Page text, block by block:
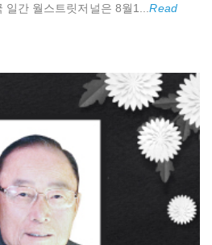
일간 월스트릿저널은 8월1...Read